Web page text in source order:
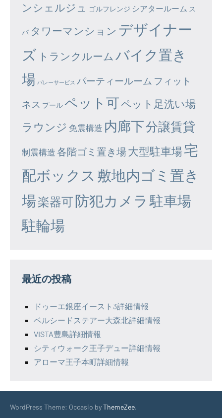
ンシェルジュ
ゴルフレンジ シアタールーム ス
パ タワーマンション デザイナー
ズ トランクルーム バイク置き
場 バレーサービス パーティールーム フィット
ネス プール ペット可ペット足洗い場
ラウンジ 免震構造 内廊下分譲賃貸
制震構造 各階ゴミ置き場大型駐車場宅
配ボックス 敷地内ゴミ置き
場楽器可防犯カメラ 駐車場
駐輪場
最近の投稿
ドゥーエ銀座イースト3詳細情報
ベルシードステアー大森北詳細情報
VISTA豊島詳細情報
シティウォーク王子デュー詳細情報
アローマ王子本町詳細情報
WordPress Theme: Occasio byThemeZee.